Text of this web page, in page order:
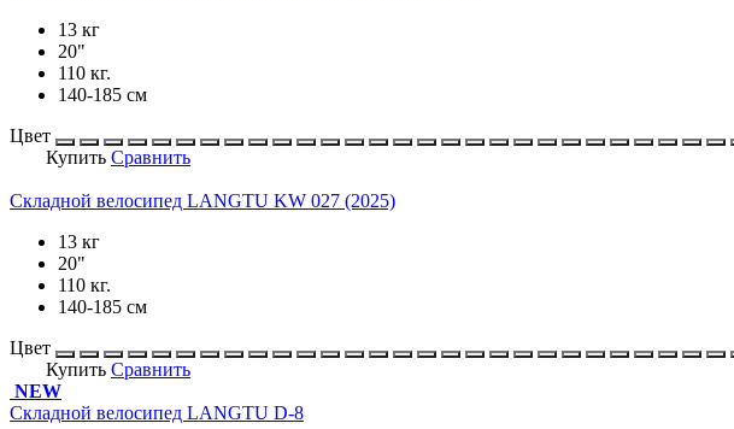
13 кг
20"
110 кг.
140-185 см
Цвет
Купить Сравнить
Складной велосипед LANGTU KW 027 (2025)
13 кг
20"
110 кг.
140-185 см
Цвет
Купить Сравнить
NEW
Складной велосипед LANGTU D-8